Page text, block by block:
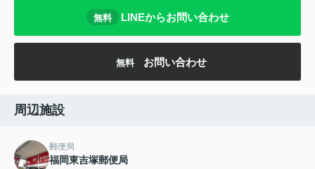
無料 LINEからお問い合わせ
無料 お問い合わせ
周辺施設
郵便局
福岡東吉塚郵便局